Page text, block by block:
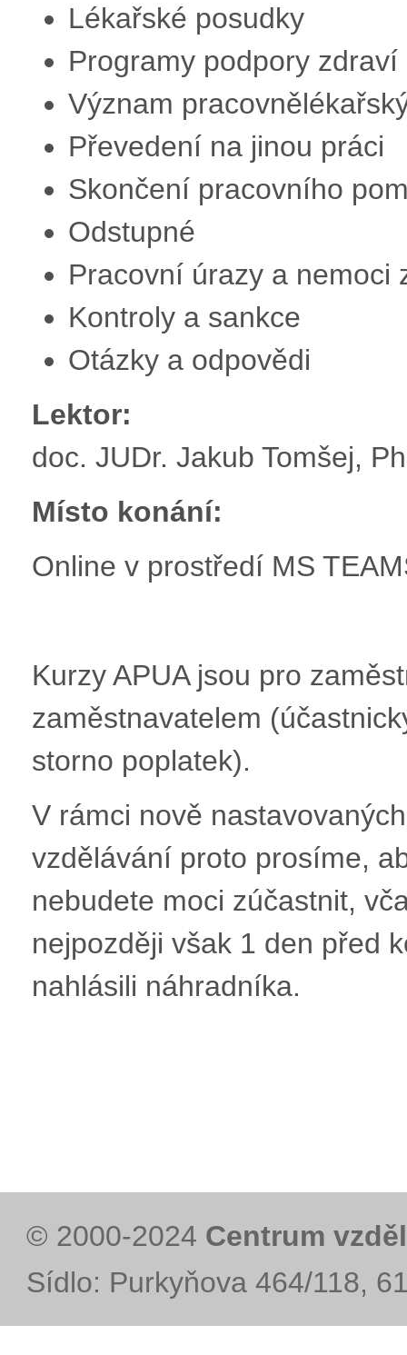
Lékařské posudky
Programy podpory zdraví
Význam
Převedení na jinou práci
Skončení pracovního
Odstupné
Pracovní úrazy a nemoci
Kontroly a sankce
Otázky a odpovědi
Lektor:
doc. JUDr. Jakub Tomšej,
Místo konání:
Online v prostředí MS
Kurzy APUA jsou pro
zaměstnavatelem
storno poplatek).
V rámci nově
vzdělávání proto prosíme,
nebudete moci zúčastnit,
nejpozději však 1 den před
nahlásili náhradníka.
© 2000-2024 Centrum
Sídlo: Purkyňova 464/118,